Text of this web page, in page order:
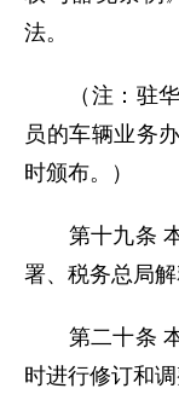
法。
（注：驻华
员的车辆业务
时颁布。）
第十九条 本
署、税务总局解
第二十条 本
时进行修订和调